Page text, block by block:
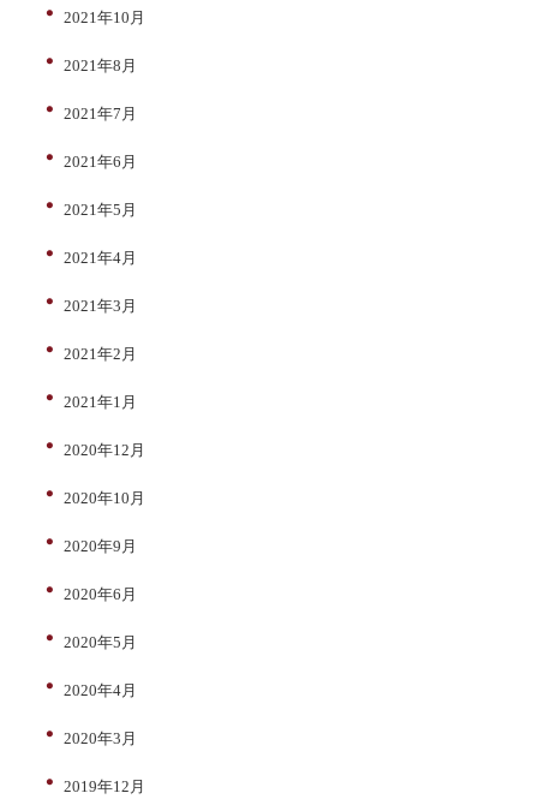
2021年10月
2021年8月
2021年7月
2021年6月
2021年5月
2021年4月
2021年3月
2021年2月
2021年1月
2020年12月
2020年10月
2020年9月
2020年6月
2020年5月
2020年4月
2020年3月
2019年12月